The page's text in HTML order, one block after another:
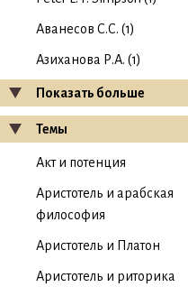
Аванесов С.С. (1)
Азиханова Р.А. (1)
Показать больше
Темы
Акт и потенция
Аристотель и арабская
философия
Аристотель и Платон
Аристотель и риторика